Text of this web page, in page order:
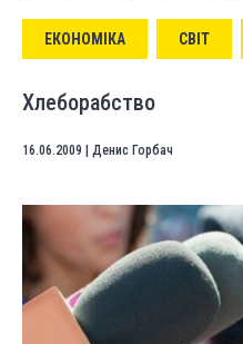
ЕКОНОМІКА СВІТ
Хлеборабство
16.06.2009 Денис Горбач